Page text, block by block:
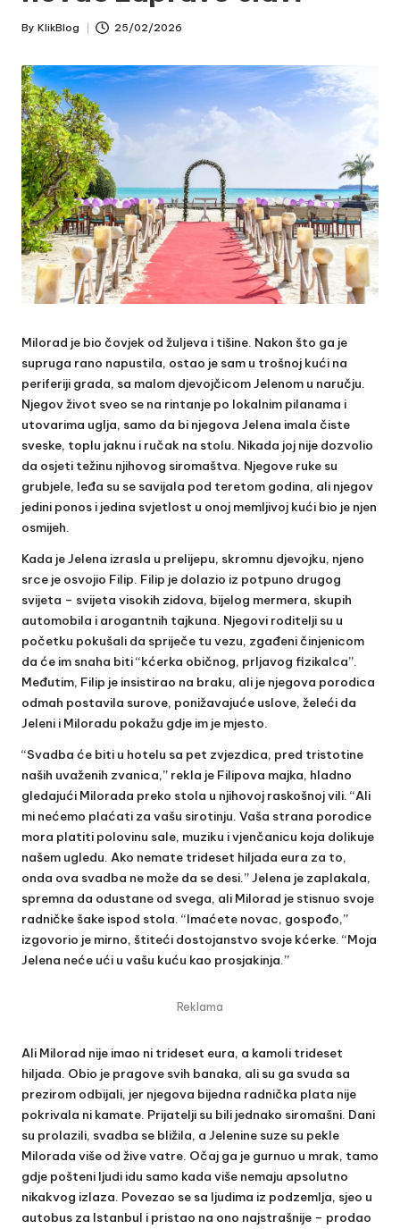
Posted
By KlikBlog 25/02/2026
Milorad je bio čovjek od žuljeva i tišine. Nakon što ga je
supruga rano napustila, ostao je sam u trošnoj kući na
periferiji grada, sa malom djevojčicom Jelenom u naručju.
Njegov život sveo se na rintanje po lokalnim pilanama i
utovarima uglja, samo da bi njegova Jelena imala čiste
sveske, toplu jaknu i ručak na stolu. Nikada joj nije dozvolio
da osjeti težinu njihovog siromaštva. Njegove ruke su
grubjele, leđa su se savijala pod teretom godina, ali njegov
jedini ponos i jedina svjetlost u onoj memljivoj kući bio je njen
osmijeh.
Kada je Jelena izrasla u prelijepu, skromnu djevojku, njeno
srce je osvojio Filip. Filip je dolazio iz potpuno drugog
svijeta – svijeta visokih zidova, bijelog mermera, skupih
automobila i arogantnih tajkuna. Njegovi roditelji su u
početku pokušali da spriječe tu vezu, zgađeni činjenicom
da će im snaha biti “kćerka običnog, prljavog fizikalca”.
Međutim, Filip je insistirao na braku, ali je njegova porodica
odmah postavila surove, ponižavajuće uslove, želeći da
Jeleni i Miloradu pokažu gdje im je mjesto.
“Svadba će biti u hotelu sa pet zvjezdica, pred tristotine
naših uvaženih zvanica,” rekla je Filipova majka, hladno
gledajući Milorada preko stola u njihovoj raskošnoj vili. “Ali
mi nećemo plaćati za vašu sirotinju. Vaša strana porodice
mora platiti polovinu sale, muziku i vjenčanicu koja dolikuje
našem ugledu. Ako nemate trideset hiljada eura za to,
onda ova svadba ne može da se desi.” Jelena je zaplakala,
spremna da odustane od svega, ali Milorad je stisnuo svoje
radničke šake ispod stola. “Imaćete novac, gospođo,”
izgovorio je mirno, štiteći dostojanstvo svoje kćerke. “Moja
Jelena neće ući u vašu kuću kao prosjakinja.”
Reklama
Ali Milorad nije imao ni trideset eura, a kamoli trideset
hiljada. Obio je pragove svih banaka, ali su ga svuda sa
prezirom odbijali, jer njegova bijedna radnička plata nije
pokrivala ni kamate. Prijatelji su bili jednako siromašni. Dani
su prolazili, svadba se bližila, a Jelenine suze su pekle
Milorada više od žive vatre. Očaj ga je gurnuo u mrak, tamo
gdje pošteni ljudi idu samo kada više nemaju apsolutno
nikakvog izlaza. Povezao se sa ljudima iz podzemlja, sjeo u
autobus za Istanbul i pristao na ono najstrašnije – prodao